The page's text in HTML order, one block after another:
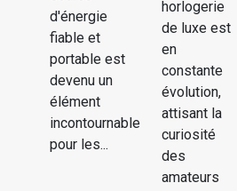
d'énergie
fiable et
portable est
devenu un
élément
incontournable
pour les...
horlogerie
de luxe est
en
constante
évolution,
attisant la
curiosité
des
amateurs